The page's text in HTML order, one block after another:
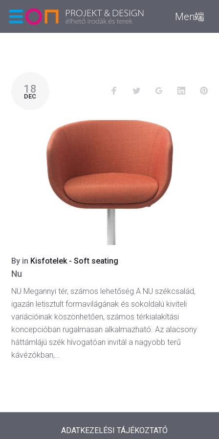
Men端
18
DEC
By in Kisfotelek - Soft seating
Nu
NU Megannyi tér, számos lehetőség A NU székcsalád,
igazán letisztult formavilágának és sokoldalú kiviteli
variációinak köszönhetően, számos térkialakítási
koncepcióban rugalmasan alkalmazható. Az alacsony
háttámlájú szék hívogatóan invitál a nagyobb terű
kávézókban,…
ADATKEZELÉSI TÁJÉKOZTATÓ